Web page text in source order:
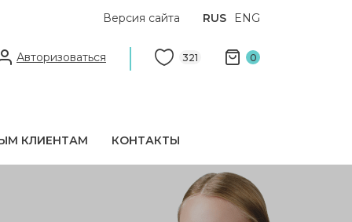
Версия сайта RUS ENG
Авторизоваться 321 0
КЛИЕНТАМ КОНТАКТЫ